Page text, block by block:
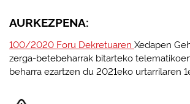
AURKEZPENA:
100/2020 Foru Dekretuaren Xedapen
zerga-betebeharrak bitarteko
beharra ezartzen du 2021eko urtarrilaren